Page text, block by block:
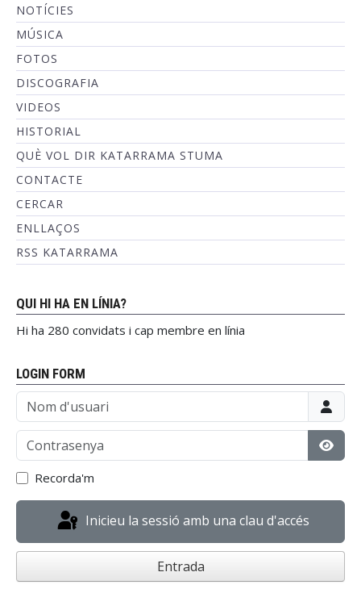
NOTÍCIES
MÚSICA
FOTOS
DISCOGRAFIA
VIDEOS
HISTORIAL
QUÈ VOL DIR KATARRAMA STUMA
CONTACTE
CERCAR
ENLLAÇOS
RSS KATARRAMA
QUI HI HA EN LÍNIA?
Hi ha 280 convidats i cap membre en línia
LOGIN FORM
Nom d'usuari
Contrasenya
Recorda'm
Inicieu la sessió amb una clau d'accés
Entrada